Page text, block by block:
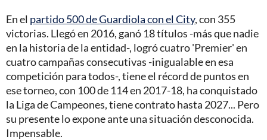
En el partido 500 de Guardiola con el City, con 355
victorias. Llegó en 2016, ganó 18 títulos -más que nadie
en la historia de la entidad-, logró cuatro 'Premier' en
cuatro campañas consecutivas -inigualable en esa
competición para todos-, tiene el récord de puntos en
ese torneo, con 100 de 114 en 2017-18, ha conquistado
la Liga de Campeones, tiene contrato hasta 2027... Pero
su presente lo expone ante una situación desconocida.
Impensable.